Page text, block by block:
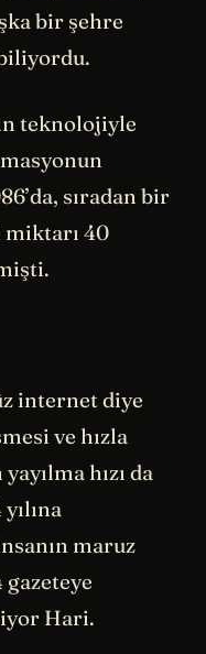
bir şehre
teknolojiyle
sıradan bir
miktarı 40
internet diye
ve hızla
hızı da
maruz
gazeteye
Hari.